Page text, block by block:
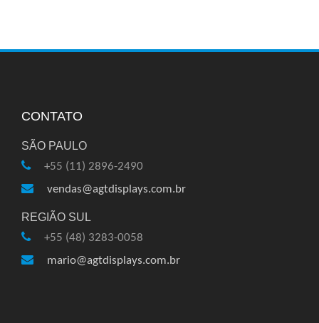
CONTATO
SÃO PAULO
+55 (11) 2896-2490
vendas@agtdisplays.com.br
REGIÃO SUL
+55 (48) 3283-0058
mario@agtdisplays.com.br